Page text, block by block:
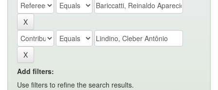
Add filters:
Use filters to refine the search results.